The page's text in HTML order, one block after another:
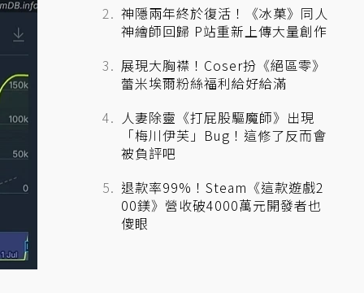
神隱兩年終於復活！《冰菓》同人
神繪師回歸 P站重新上傳大量創作
展現大胸襟！Coser扮《絕區零》
蕾米埃爾粉絲福利給好給滿
人妻除靈《打屁股驅魔師》出現
「梅川伊芙」Bug！這修了反而會
被負評吧
退款率99%！Steam《這款遊戲2
00鎂》營收破4000萬元開發者也
傻眼